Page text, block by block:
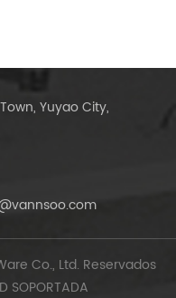
Yuyao City,
Co., Ltd. Reservados
SOPORTADA